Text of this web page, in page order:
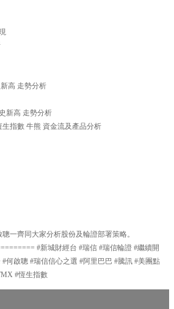
高 走勢分析
新高 走勢分析
指數 牛熊 資金流及產品分析
一齊同大家分析股份及輪證部署策略。
#新城財經台 #瑞信 #瑞信輪證 #繼續開
何啟聰 #瑞信信心之選 #阿里巴巴 #騰訊 #美團點
#恆生指數